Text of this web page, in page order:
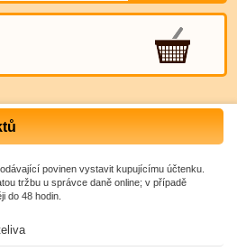
povinen vystavit kupujícímu účtenku.
tržbu u správce daně online; v případě
do 48 hodin.